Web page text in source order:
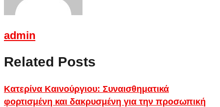
admin
Related Posts
Κατερίνα Καινούργιου: Συναισθηματικά
φορτισμένη και δακρυσμένη για την προσωπική